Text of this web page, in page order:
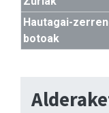
Hautagai-
botoak